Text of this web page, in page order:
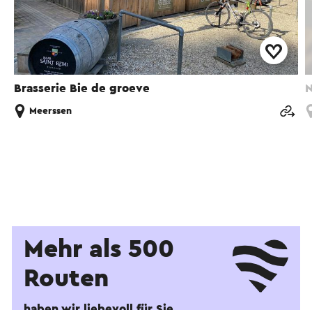
Brasserie Bie de groeve
Meerssen
Mehr als 500
Routen